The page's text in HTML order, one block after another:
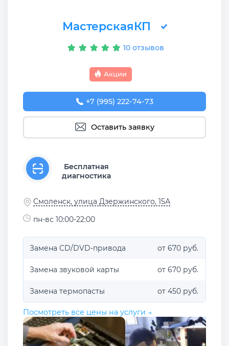
МастерскаяКП
10 отзывов
Акции
+7 (995) 222-74-73
Оставить заявку
Бесплатная
диагностика
Смоленск, улица Дзержинского, 15А
пн-вс 10:00-22:00
Замена CD/DVD-привода от 670 руб.
Замена звуковой карты от 670 руб.
Замена термопасты от 450 руб.
Посмотреть все цены на услуги →